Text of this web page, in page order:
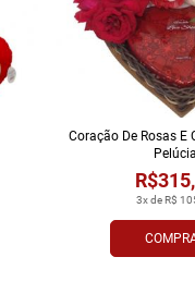
3x de R$
Coração De Rosas E
Pelúcia